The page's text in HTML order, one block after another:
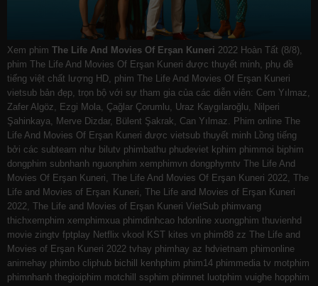
Xem phim The Life And Movies Of Erşan Kuneri 2022 Hoàn Tất (8/8),
phim The Life And Movies Of Erşan Kuneri được thuyết minh, phụ đề
tiếng việt chất lượng HD, phim The Life And Movies Of Erşan Kuneri
vietsub bản đẹp, trọn bộ với sự tham gia của các diễn viên: Cem Yılmaz,
Zafer Algöz, Ezgi Mola, Çağlar Çorumlu, Uraz Kaygılaroğlu, Nilperi
Şahinkaya, Merve Dizdar, Bülent Şakrak, Can Yılmaz. Phim online The
Life And Movies Of Erşan Kuneri được vietsub thuyết minh Lồng tiếng
bởi các subteam như bilutv phimbathu phudeviet kphim phimmoi biphim
dongphim subnhanh nguonphim xemphimvn dongphymtv The Life And
Movies Of Erşan Kuneri, The Life And Movies Of Erşan Kuneri 2022, The
Life and Movies of Erşan Kuneri, The Life and Movies of Erşan Kuneri
2022, The Life and Movies of Erşan Kuneri VietSub phimvang
thichxemphim xemphimxua phimdinhcao hdonline xuongphim thuvienhd
movie zingtv fptplay Netflix vkool KST kites vn phim88 zz The Life and
Movies of Erşan Kuneri 2022 tvhay phimhay az hdvietnam phimonline
animehay phimbo cliphub bichill kenhphim phim14 phimmedia tv motphim
phimnhanh thegioiphim motchill ssphim phimnet luotphim vuighe hopphim